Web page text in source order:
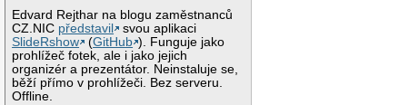
Edvard Rejthar na blogu zaměstnanců
CZ.NIC představil
svou aplikaci
SlideRshow
(GitHub ). Funguje jako
prohlížeč fotek, ale i jako jejich
organizér a prezentátor. Neinstaluje se,
běží přímo v prohlížeči. Bez serveru.
Offline.